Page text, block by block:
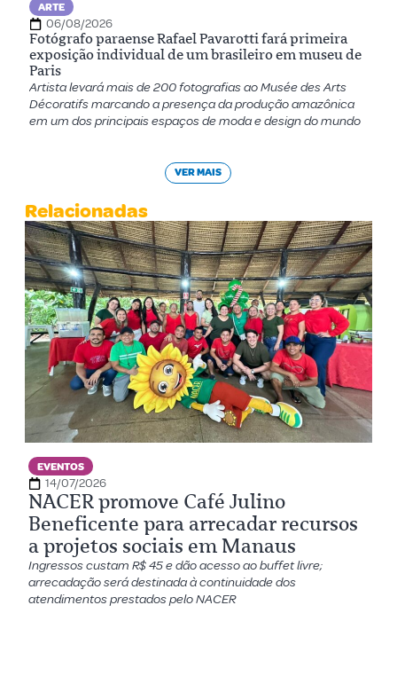
ARTE
06/08/2026
Fotógrafo paraense Rafael Pavarotti fará primeira
exposição individual de um brasileiro em museu de
Paris
Artista levará mais de 200 fotografias ao Musée des Arts
Décoratifs marcando a presença da produção amazônica
em um dos principais espaços de moda e design do mundo
VER MAIS
Relacionadas
EVENTOS
14/07/2026
NACER promove Café Julino
Beneficente para arrecadar recursos
a projetos sociais em Manaus
Ingressos custam R$ 45 e dão acesso ao buffet livre;
arrecadação será destinada à continuidade dos
atendimentos prestados pelo NACER